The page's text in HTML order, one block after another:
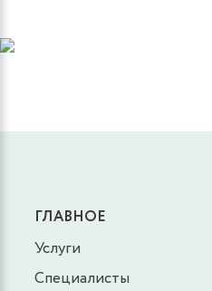
ГЛАВНОЕ
Услуги
Специалисты